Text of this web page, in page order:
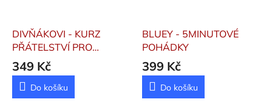
DIVŇÁKOVI - KURZ
PŘÁTELSTVÍ PRO
ZAČÁTEČNÍKY
Bohlmannová Sabine
349 Kč
Do košíku
BLUEY - 5MINUTOVÉ
POHÁDKY
399 Kč
Do košíku